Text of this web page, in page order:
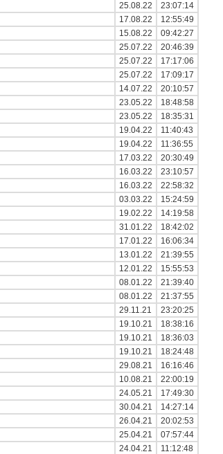
25.08.22
23:07:14
17.08.22
12:55:49
15.08.22
09:42:27
25.07.22
20:46:39
25.07.22
17:17:06
25.07.22
17:09:17
14.07.22
20:10:57
23.05.22
18:48:58
23.05.22
18:35:31
19.04.22
11:40:43
19.04.22
11:36:55
17.03.22
20:30:49
16.03.22
23:10:57
16.03.22
22:58:32
03.03.22
15:24:59
19.02.22
14:19:58
31.01.22
18:42:02
17.01.22
16:06:34
13.01.22
21:39:55
12.01.22
15:55:53
08.01.22
21:39:40
08.01.22
21:37:55
29.11.21
23:20:25
19.10.21
18:38:16
19.10.21
18:36:03
19.10.21
18:24:48
29.08.21
16:16:46
10.08.21
22:00:19
24.05.21
17:49:30
30.04.21
14:27:14
26.04.21
20:02:53
25.04.21
07:57:44
24.04.21
11:12:48